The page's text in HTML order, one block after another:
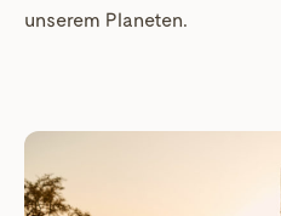
unserem Planeten.